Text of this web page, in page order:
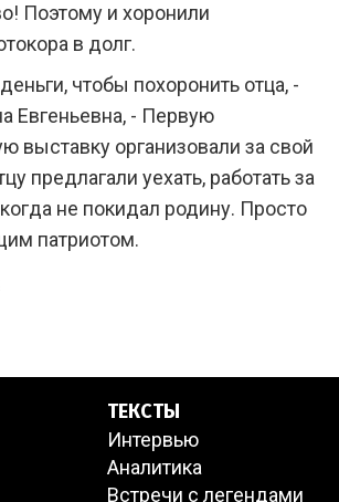
Поэтому и хоронили
в долг.
чтобы похоронить отца, -
Евгеньевна, - Первую
выставку организовали за свой
предлагали уехать, работать за
не покидал родину. Просто
патриотом.
ТЕКСТЫ
Интервью
Аналитика
Встречи с легендами